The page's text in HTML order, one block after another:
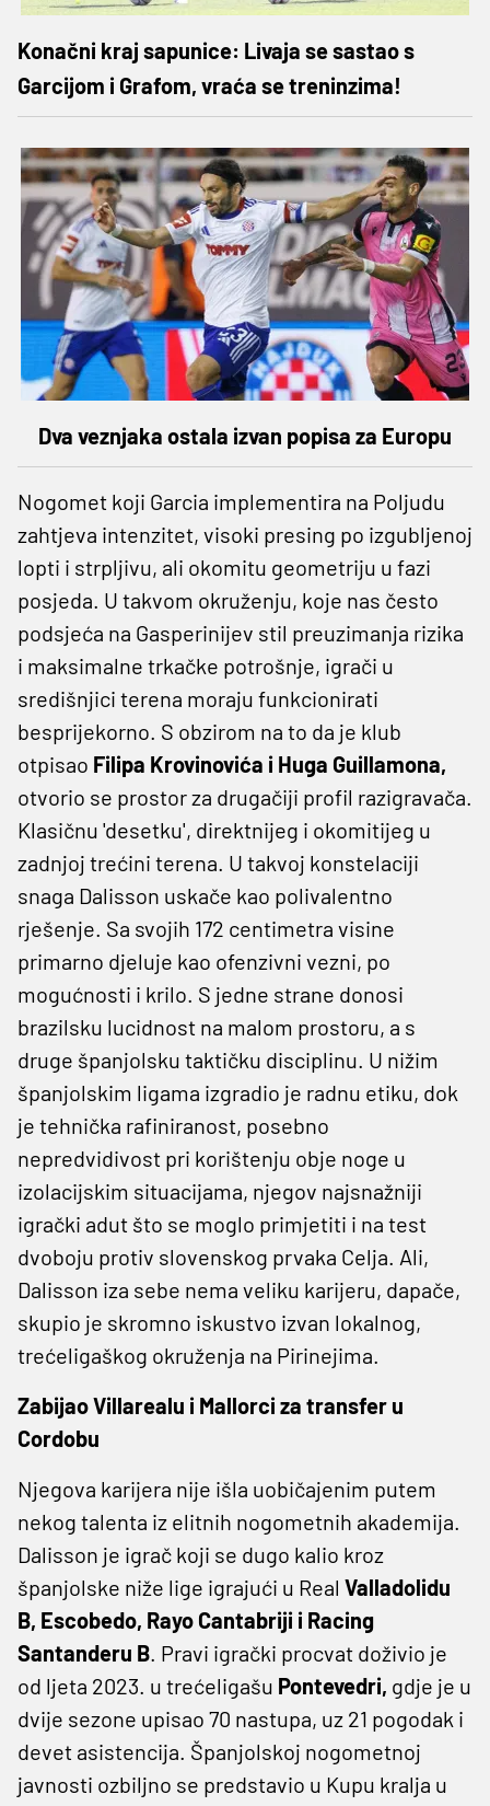
Konačni kraj sapunice: Livaja se sastao s
Garcijom i Grafom, vraća se treninzima!
Dva veznjaka ostala izvan popisa za Europu
Nogomet koji Garcia implementira na Poljudu
zahtjeva intenzitet, visoki presing po izgubljenoj
lopti i strpljivu, ali okomitu geometriju u fazi
posjeda. U takvom okruženju, koje nas često
podsjeća na Gasperinijev stil preuzimanja rizika
i maksimalne trkačke potrošnje, igrači u
središnjici terena moraju funkcionirati
besprijekorno. S obzirom na to da je klub
otpisao Filipa Krovinovića i Huga Guillamona,
otvorio se prostor za drugačiji profil razigravača.
Klasičnu 'desetku', direktnijeg i okomitijeg u
zadnjoj trećini terena. U takvoj konstelaciji
snaga Dalisson uskače kao polivalentno
rješenje. Sa svojih 172 centimetra visine
primarno djeluje kao ofenzivni vezni, po
mogućnosti i krilo. S jedne strane donosi
brazilsku lucidnost na malom prostoru, a s
druge španjolsku taktičku disciplinu. U nižim
španjolskim ligama izgradio je radnu etiku, dok
je tehnička rafiniranost, posebno
nepredvidivost pri korištenju obje noge u
izolacijskim situacijama, njegov najsnažniji
igrački adut što se moglo primjetiti i na test
dvoboju protiv slovenskog prvaka Celja. Ali,
Dalisson iza sebe nema veliku karijeru, dapače,
skupio je skromno iskustvo izvan lokalnog,
trećeligaškog okruženja na Pirinejima.
Zabijao Villarealu i Mallorci za transfer u
Cordobu
Njegova karijera nije išla uobičajenim putem
nekog talenta iz elitnih nogometnih akademija.
Dalisson je igrač koji se dugo kalio kroz
španjolske niže lige igrajući u Real Valladolidu
B, Escobedo, Rayo Cantabriji i Racing
Santanderu B. Pravi igrački procvat doživio je
od ljeta 2023. u trećeligašu Pontevedri, gdje je u
dvije sezone upisao 70 nastupa, uz 21 pogodak i
devet asistencija. Španjolskoj nogometnoj
javnosti ozbiljno se predstavio u Kupu kralja u